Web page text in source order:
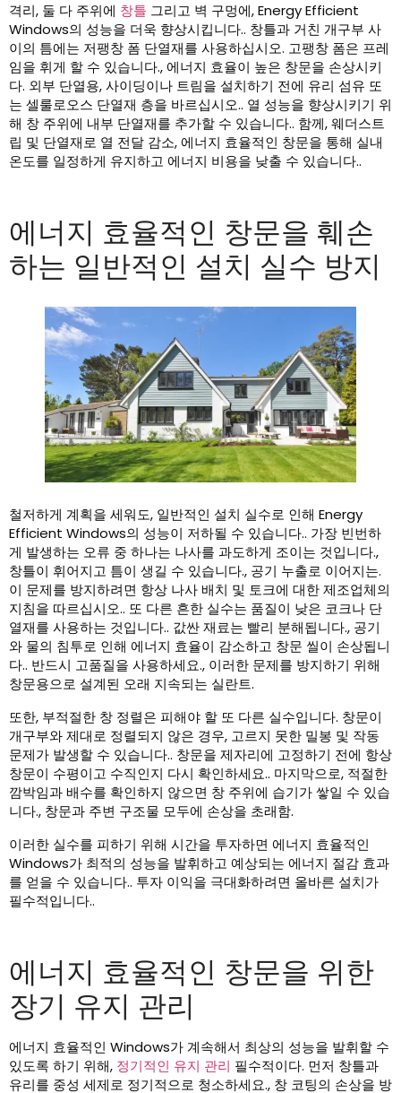
격리, 둘 다 주위에 창틀 그리고 벽 구멍에, Energy Efficient
Windows의 성능을 더욱 향상시킵니다.. 창틀과 거친 개구부 사
이의 틈에는 저팽창 폼 단열재를 사용하십시오. 고팽창 폼은 프레
임을 휘게 할 수 있습니다., 에너지 효율이 높은 창문을 손상시키
다. 외부 단열용, 사이딩이나 트림을 설치하기 전에 유리 섬유 또
는 셀룰로오스 단열재 층을 바르십시오.. 열 성능을 향상시키기 위
해 창 주위에 내부 단열재를 추가할 수 있습니다.. 함께, 웨더스트
립 및 단열재로 열 전달 감소, 에너지 효율적인 창문을 통해 실내
온도를 일정하게 유지하고 에너지 비용을 낮출 수 있습니다..
에너지 효율적인 창문을 훼손
하는 일반적인 설치 실수 방지
철저하게 계획을 세워도, 일반적인 설치 실수로 인해 Energy
Efficient Windows의 성능이 저하될 수 있습니다.. 가장 빈번하
게 발생하는 오류 중 하나는 나사를 과도하게 조이는 것입니다.,
창틀이 휘어지고 틈이 생길 수 있습니다., 공기 누출로 이어지는.
이 문제를 방지하려면 항상 나사 배치 및 토크에 대한 제조업체의
지침을 따르십시오.. 또 다른 흔한 실수는 품질이 낮은 코크나 단
열재를 사용하는 것입니다.. 값싼 재료는 빨리 분해됩니다., 공기
와 물의 침투로 인해 에너지 효율이 감소하고 창문 씰이 손상됩니
다.. 반드시 고품질을 사용하세요., 이러한 문제를 방지하기 위해
창문용으로 설계된 오래 지속되는 실란트.
또한, 부적절한 창 정렬은 피해야 할 또 다른 실수입니다. 창문이
개구부와 제대로 정렬되지 않은 경우, 고르지 못한 밀봉 및 작동
문제가 발생할 수 있습니다.. 창문을 제자리에 고정하기 전에 항상
창문이 수평이고 수직인지 다시 확인하세요.. 마지막으로, 적절한
깜박임과 배수를 확인하지 않으면 창 주위에 습기가 쌓일 수 있습
니다., 창문과 주변 구조물 모두에 손상을 초래함.
이러한 실수를 피하기 위해 시간을 투자하면 에너지 효율적인
Windows가 최적의 성능을 발휘하고 예상되는 에너지 절감 효과
를 얻을 수 있습니다.. 투자 이익을 극대화하려면 올바른 설치가
필수적입니다..
에너지 효율적인 창문을 위한
장기 유지 관리
에너지 효율적인 Windows가 계속해서 최상의 성능을 발휘할 수
있도록 하기 위해, 정기적인 유지 관리 필수적이다. 먼저 창틀과
유리를 중성 세제로 정기적으로 청소하세요., 창 코팅의 손상을 방